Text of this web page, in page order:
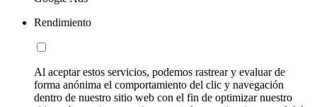
Rendimiento
Al aceptar estos servicios, podemos rastrear y evaluar de
forma anónima el comportamiento del clic y navegación
dentro de nuestro sitio web con el fin de optimizar nuestro